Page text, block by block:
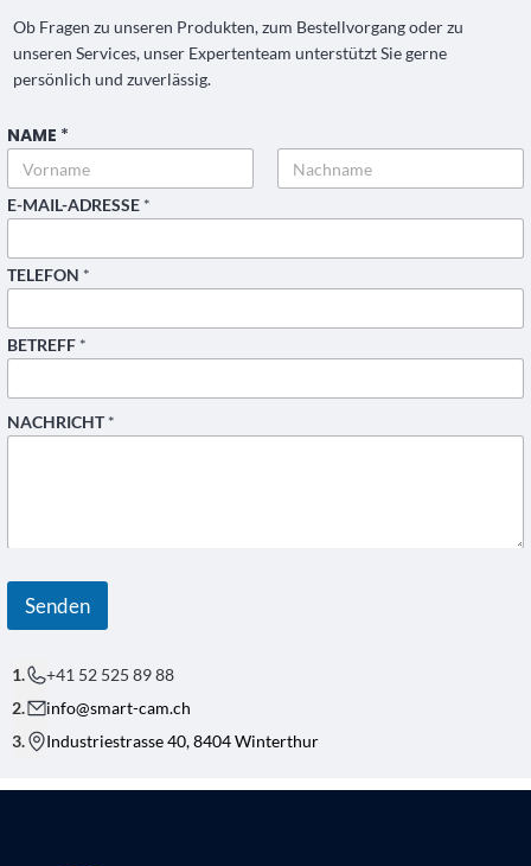
Ob Fragen zu unseren Produkten, zum Bestellvorgang oder zu
unseren Services, unser Expertenteam unterstützt Sie gerne
persönlich und zuverlässig.
NAME *
Vorname
E-MAIL-ADRESSE *
TELEFON *
BETREFF *
NACHRICHT*
-
D
R
E
S
Senden
+41 52 525 89 88
info@smart-cam.ch
Industriestrasse 40, 8404 Winterthur